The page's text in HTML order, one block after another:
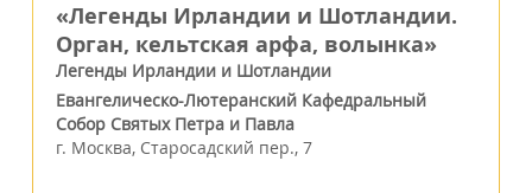
«Легенды Ирландии и Шотландии.
Орган, кельтская арфа, волынка»
Легенды Ирландии и Шотландии
Евангелическо-Лютеранский Кафедральный
Собор Святых Петра и Павла
г. Москва, Старосадский пер., 7